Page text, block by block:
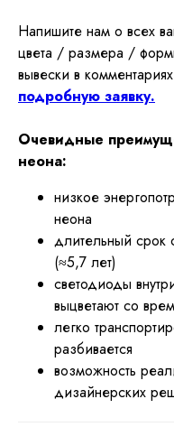
Напишите нам о всех
цвета / размера /
вывески в
подробную заявку.
Очевидные
неона:
низкое
неона
длительный
(≈5,7 лет)
светодиоды
выцветают со
легко
разбивается
возможность
дизайнерских